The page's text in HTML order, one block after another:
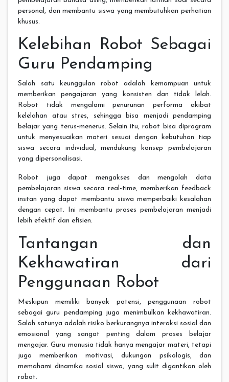
personal, dan membantu siswa yang membutuhkan perhatian
khusus.
Kelebihan Robot Sebagai
Guru Pendamping
Salah satu keunggulan robot adalah kemampuan untuk
memberikan pengajaran yang konsisten dan tidak lelah.
Robot tidak mengalami penurunan performa akibat
kelelahan atau stres, sehingga bisa menjadi pendamping
belajar yang terus-menerus. Selain itu, robot bisa diprogram
untuk menyesuaikan materi sesuai dengan kebutuhan tiap
siswa secara individual, mendukung konsep pembelajaran
yang dipersonalisasi.
Robot juga dapat mengakses dan mengolah data
pembelajaran siswa secara real-time, memberikan feedback
instan yang dapat membantu siswa memperbaiki kesalahan
dengan cepat. Ini membantu proses pembelajaran menjadi
lebih efektif dan efisien.
Tantangan dan
Kekhawatiran dari
Penggunaan Robot
Meskipun memiliki banyak potensi, penggunaan robot
sebagai guru pendamping juga menimbulkan kekhawatiran.
Salah satunya adalah risiko berkurangnya interaksi sosial dan
emosional yang sangat penting dalam proses belajar
mengajar. Guru manusia tidak hanya mengajar materi, tetapi
juga memberikan motivasi, dukungan psikologis, dan
memahami dinamika sosial siswa, yang sulit digantikan oleh
robot.